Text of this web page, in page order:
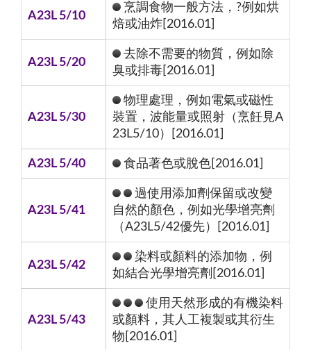
A23L 5/10
烹調食物一般方法，?例如烘
焙或油炸[2016.01]
A23L 5/20
去除不需要的物質，例如除
臭或排毒[2016.01]
A23L 5/30
物理處理，例如電氣或磁性
裝置，波能量或照射（烹飪見A
23L5/10）[2016.01]
A23L 5/40 食品著色或脫色[2016.01]
A23L 5/41
過使用添加劑保留或改變
自然的顏色，例如光學增亮劑
（A23L5/42優先）[2016.01]
A23L 5/42
染料或顏料的添加物，例
如結合光學增亮劑[2016.01]
A23L 5/43
使用天然形成的有機染料
或顏料，其人工複製或其衍生
物[2016.01]